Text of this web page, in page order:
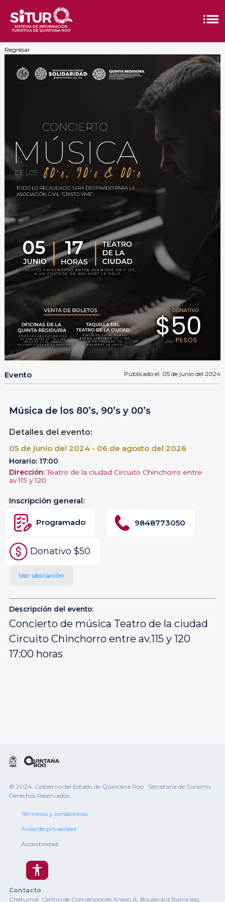
Regresar
Evento Publicado el: 05 de junio del 2024
Música de los 80’s, 90’s y 00’s
Detalles del evento:
05 de junio del 2024 - 06 de agosto del 2026
Horario: 17:00
Dirección:Teatro de la ciudad Circuito Chinchorro entre
av.115 y 120
Inscripción general:
Programado 9848773050
Donativo $50
Ver ubicación
Descripción del evento:
Concierto de música Teatro de la ciudad
Circuito Chinchorro entre av.115 y 120
17:00 horas
© 2024. Gobierno del Estado de Quintana Roo . Secretaría de Turismo.
Derechos Reservados
Términos y condiciones
Aviso de privacidad
Accesibilidad:
Contacto
Chetumal. Centro de Convenciones Anexo A, Boulevard Bahía esq.